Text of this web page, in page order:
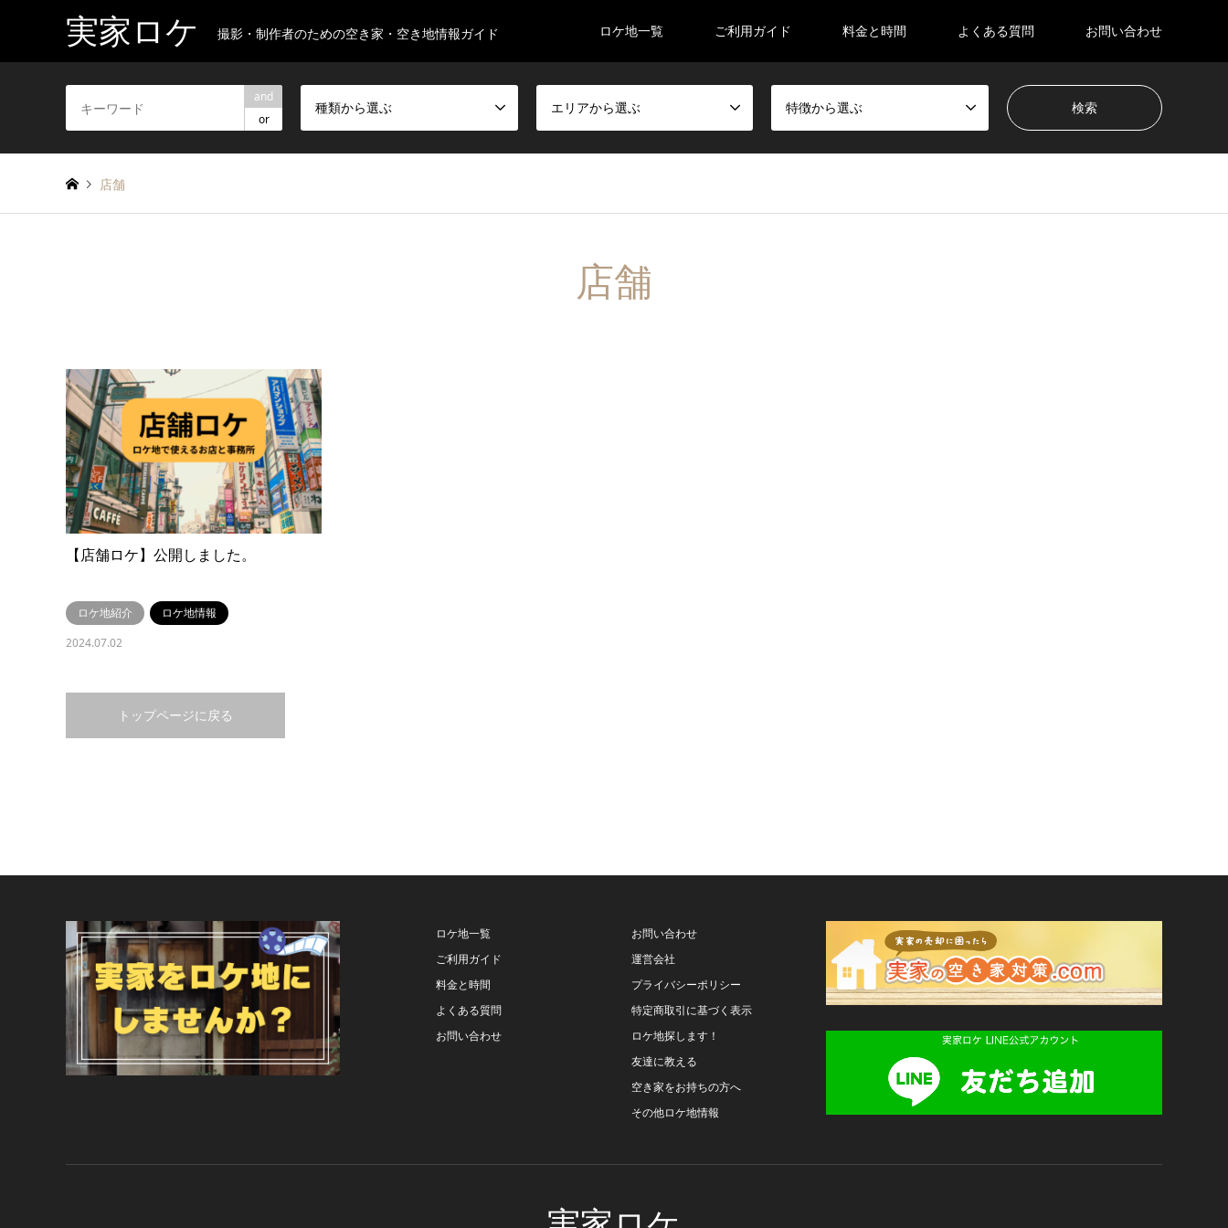
実家ロケ 撮影・制作者のための空き家・空き地情報ガイド ロケ地一覧 ご利用ガイド 料金と時間 よくある質問 お問い合わせ
and
or
種類から選ぶ エリアから選ぶ 特徴から選ぶ
店舗
店舗
【店舗ロケ】公開しました。
ロケ地紹介
ロケ地情報
2024.07.02
トップページに戻る
ロケ地一覧
ご利用ガイド
料金と時間
よくある質問
お問い合わせ
お問い合わせ
運営会社
プライバシーポリシー
特定商取引に基づく表示
ロケ地探します！
友達に教える
空き家をお持ちの方へ
その他ロケ地情報